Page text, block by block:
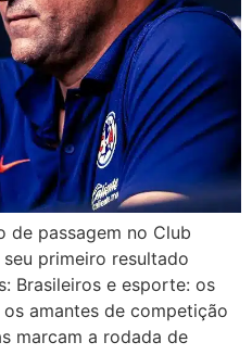
de passagem no Club
primeiro resultado
Brasileiros e esporte: os
amantes de competição
marcam a rodada de